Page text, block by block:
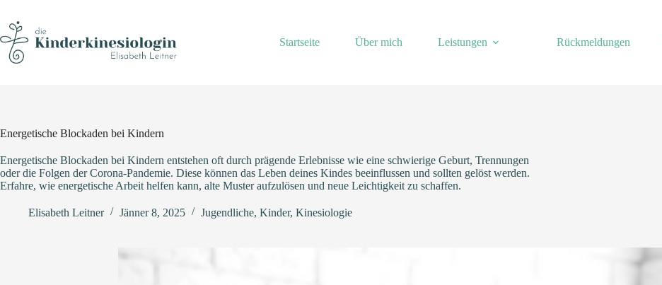
content
Startseite
Über mich Leistungen Rückmeldungen
Energetische Blockaden bei Kindern
Energetische Blockaden bei Kindern entstehen oft durch prägende Erlebnisse wie eine schwierige Geburt, Trennungen
oder die Folgen der Corona-Pandemie. Diese können das Leben deines Kindes beeinflussen und sollten gelöst werden.
Erfahre, wie energetische Arbeit helfen kann, alte Muster aufzulösen und neue Leichtigkeit zu schaffen.
Elisabeth Leitner Jänner 8, 2025 Jugendliche, Kinder, Kinesiologie